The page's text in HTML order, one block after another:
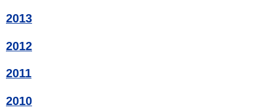
2013
2012
2011
2010